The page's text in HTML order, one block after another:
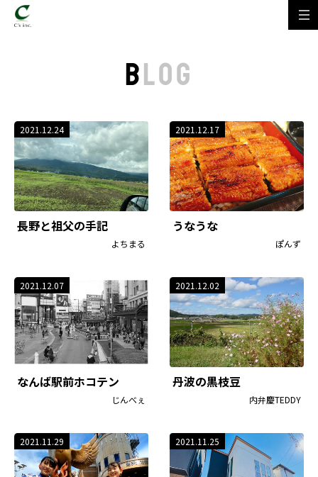
BLOG
2021.12.24
長野と祖父の手記
よちまる
2021.12.17
うなうな
ぽんず
2021.12.07
なんば駅前ホコテン
じんべぇ
2021.12.02
丹波の黒枝豆
内弁慶TEDDY
2021.11.29 2021.11.25